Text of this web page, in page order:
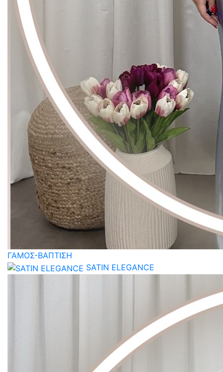
ΓΑΜΟΣ-ΒΑΠΤΙΣΗ
SATIN ELEGANCE